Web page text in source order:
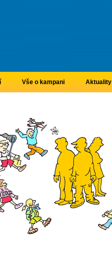
Vše o kampani Aktuality